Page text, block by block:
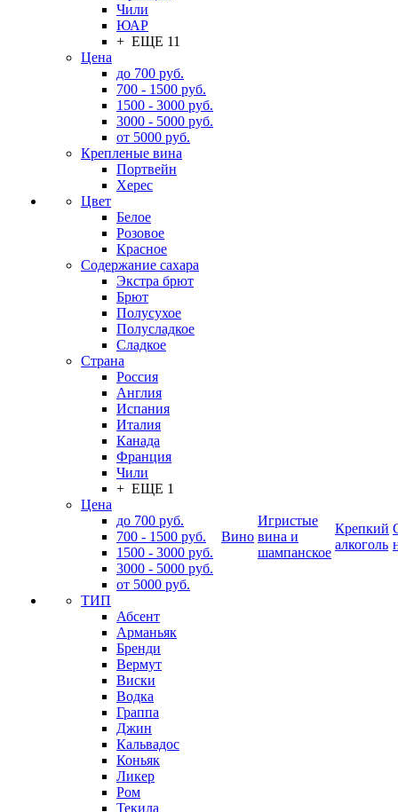
Чили
ЮАР
+ ЕЩЕ 11
Цена
до 700 руб.
700 - 1500 руб.
1500 - 3000 руб.
3000 - 5000 руб.
от 5000 руб.
Крепленые вина
Портвейн
Херес
Цвет
Белое
Розовое
Красное
Содержание сахара
Экстра брют
Брют
Полусухое
Полусладкое
Сладкое
Страна
Россия
Англия
Испания
Италия
Канада
Франция
Чили
+ ЕЩЕ 1
Цена
до 700 руб.
700 - 1500 руб.
1500 - 3000 руб.
3000 - 5000 руб.
от 5000 руб.
ТИП
Абсент
Арманьяк
Бренди
Вермут
Виски
Водка
Граппа
Джин
Кальвадос
Коньяк
Ликер
Ром
Текила
Вино
Игристые
вина и
шампанское
Крепкий
алкоголь